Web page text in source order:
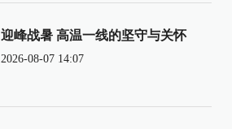
迎峰战暑 高温一线的坚守与关怀
2026-08-07 14:07